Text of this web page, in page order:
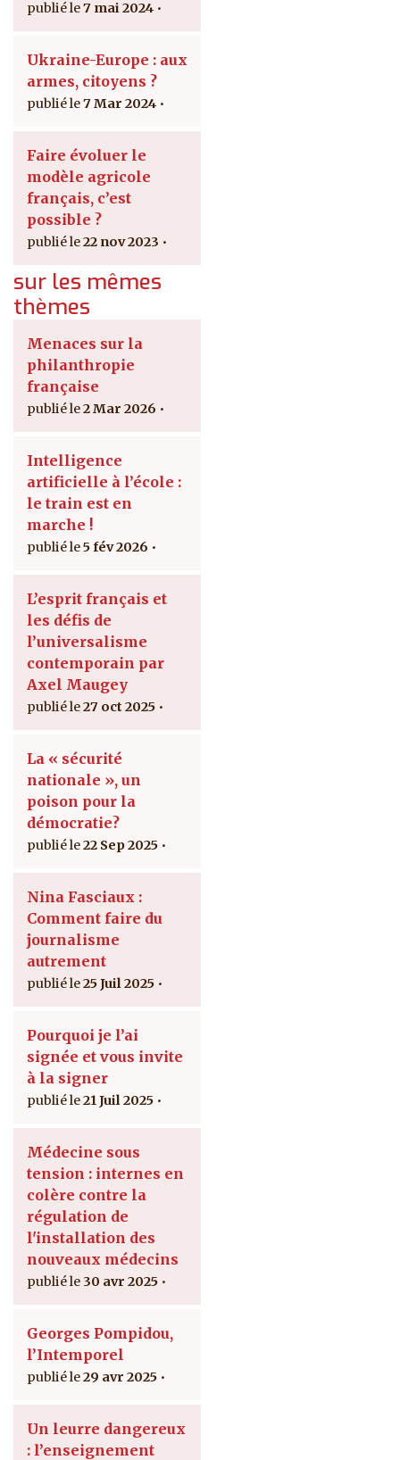
7 mai 2024
Ukraine-Europe : aux
armes, citoyens ?
7 Mar 2024
Faire évoluer le
modèle agricole
français, c’est
possible ?
22 nov 2023
sur les mêmes
thèmes
Menaces sur la
philanthropie
française
2 Mar 2026
Intelligence
artificielle à l’école :
le train est en
marche !
5 fév 2026
L’esprit français et
les défis de
l’universalisme
contemporain par
Axel Maugey
27 oct 2025
La « sécurité
nationale », un
poison pour la
démocratie?
22 Sep 2025
Nina Fasciaux :
Comment faire du
journalisme
autrement
25 Juil 2025
Pourquoi je l’ai
signée et vous invite
à la signer
21 Juil 2025
Médecine sous
tension : internes en
colère contre la
régulation de
l'installation des
nouveaux médecins
30 avr 2025
Georges Pompidou,
l’Intemporel
29 avr 2025
Un leurre dangereux
: l’enseignement